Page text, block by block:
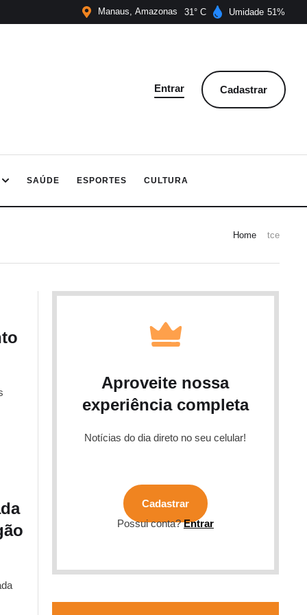
Manaus Amazonas 31 Umidade 51
Entrar Cadastrar
SAÚDE ESPORTES CULTURA
Home tce
Aproveite nossa
experiência completa
Notícias do dia direto no seu celular!
Cadastrar
Possui conta?Entrar